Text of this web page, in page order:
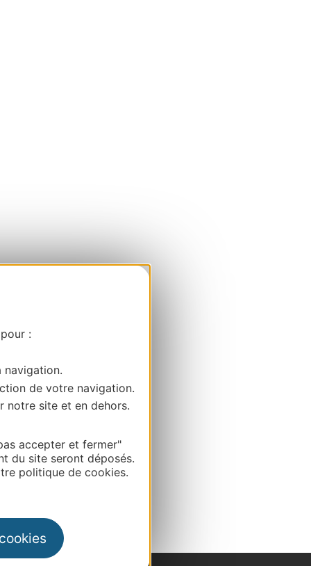
:
navigation.
de votre navigation.
notre site et en dehors.
accepter et fermer"
du site seront déposés.
politique de cookies.